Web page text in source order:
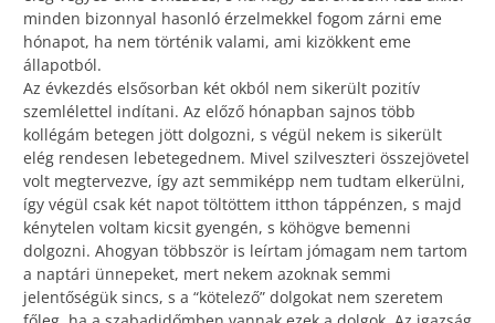
minden bizonnyal hasonló érzelmekkel fogom zárni eme
hónapot, ha nem történik valami, ami kizökkent eme
állapotból.
Az évkezdés elsősorban két okból nem sikerült pozitív
szemlélettel indítani. Az előző hónapban sajnos több
kollégám betegen jött dolgozni, s végül nekem is sikerült
elég rendesen lebetegednem. Mivel szilveszteri összejövetel
volt megtervezve, így azt semmiképp nem tudtam elkerülni,
így végül csak két napot töltöttem itthon táppénzen, s majd
kénytelen voltam kicsit gyengén, s köhögve bemenni
dolgozni. Ahogyan többször is leírtam jómagam nem tartom
a naptári ünnepeket, mert nekem azoknak semmi
jelentőségük sincs, s a “kötelező” dolgokat nem szeretem